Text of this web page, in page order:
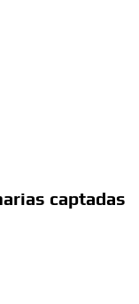
captadas